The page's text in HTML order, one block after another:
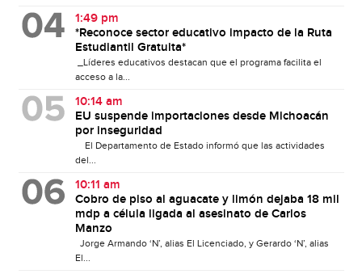
1:49 pm
*Reconoce sector educativo impacto de la Ruta
Estudiantil Gratuita*
_Líderes educativos destacan que el programa facilita el
acceso a la...
10:14 am
EU suspende importaciones desde Michoacán
por inseguridad
El Departamento de Estado informó que las actividades
del...
10:11 am
Cobro de piso al aguacate y limón dejaba 18 mil
mdp a célula ligada al asesinato de Carlos
Manzo
Jorge Armando ‘N’, alias El Licenciado, y Gerardo ‘N’, alias
El...